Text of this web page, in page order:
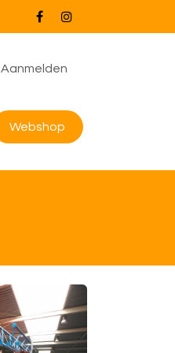
Aanmelden
Webshop